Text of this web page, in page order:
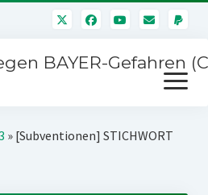
BAYER-Gefahren
Menü
öffnen
» [Subventionen] STICHWORT